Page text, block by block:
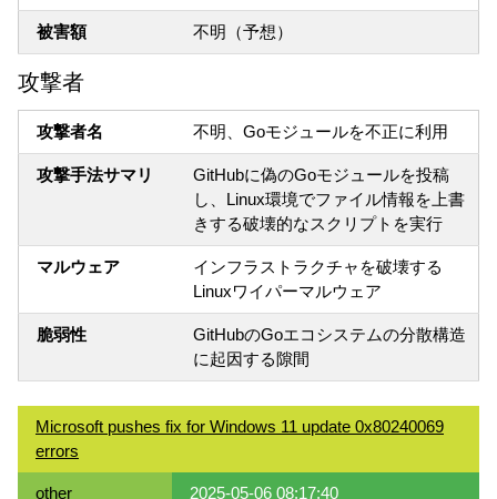
被害額 不明（予想）
攻撃者
攻撃者名 不明、Goモジュールを不正に利用
攻撃手法サマリ
GitHubに偽のGoモジュールを投稿
し、Linux環境でファイル情報を上書
きする破壊的なスクリプトを実行
マルウェア
インフラストラクチャを破壊する
Linuxワイパーマルウェア
脆弱性
GitHubのGoエコシステムの分散構造
に起因する隙間
Microsoft pushes fix for Windows 11 update 0x80240069
errors
other 2025-05-06 08:17:40